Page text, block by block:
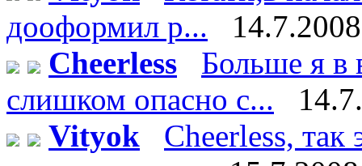
дооформил р...
Cheerless
Больше я в
слишком опасно с...
Vityok
Cheerless,